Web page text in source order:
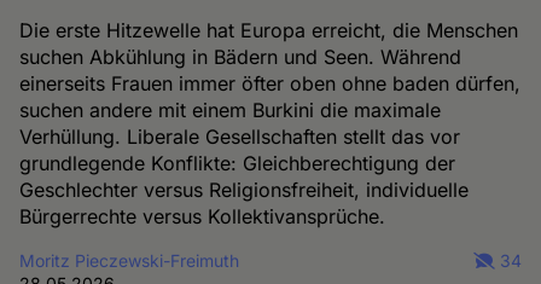
Die erste Hitzewelle hat Europa erreicht, die Menschen
suchen Abkühlung in Bädern und Seen. Während
einerseits Frauen immer öfter oben ohne baden dürfen,
suchen andere mit einem Burkini die maximale
Verhüllung. Liberale Gesellschaften stellt das vor
grundlegende Konflikte: Gleichberechtigung der
Geschlechter versus Religionsfreiheit, individuelle
Bürgerrechte versus Kollektivansprüche.
Moritz Pieczewski-Freimuth
34